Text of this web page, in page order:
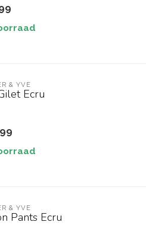
& YVE
Ecru
& YVE
Pants Ecru